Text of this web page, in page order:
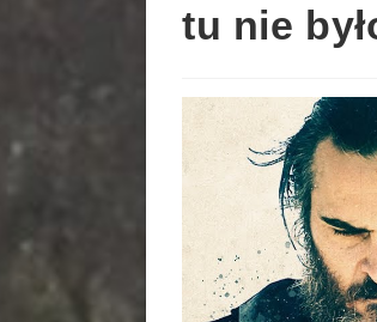
tu nie